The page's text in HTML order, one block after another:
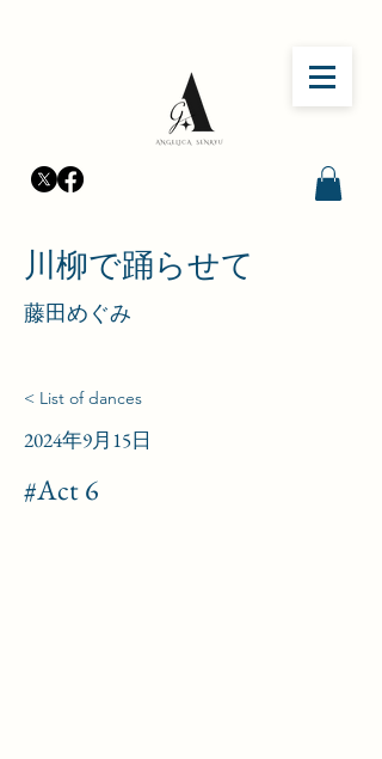
​川柳で踊らせて
​藤田めぐみ
2024年9月15日
#Act 6
< List of dances